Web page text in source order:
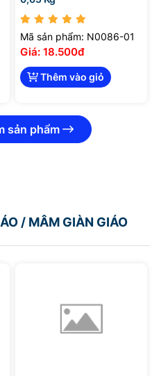
Mã sản phẩm: N0086-01
Giá: 18.500đ
Thêm vào giỏ
sản phẩm
/ MÂM GIÀN GIÁO